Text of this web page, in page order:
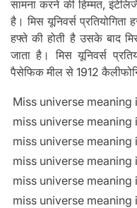
सामना करने की हिम्मत,
है। मिस यूनिवर्स
हफ्ते की होती है उसके बाद
जाता है। मिस यूनिवर्स
पैसेफिक मील से 1912
Miss universe
miss universe meaning
miss universe meaning
miss universe meaning
miss universe meaning
miss universe meaning